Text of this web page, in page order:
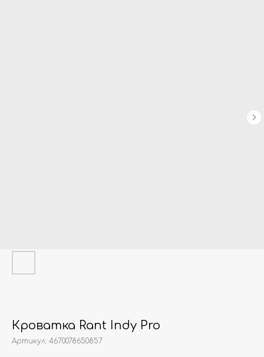
Кроватка Rant Indy Pro
Артикул: 4670078650857